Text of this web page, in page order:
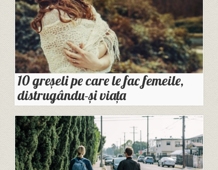
10 greșeli pe care le fac femeile,
distrugându-și viața